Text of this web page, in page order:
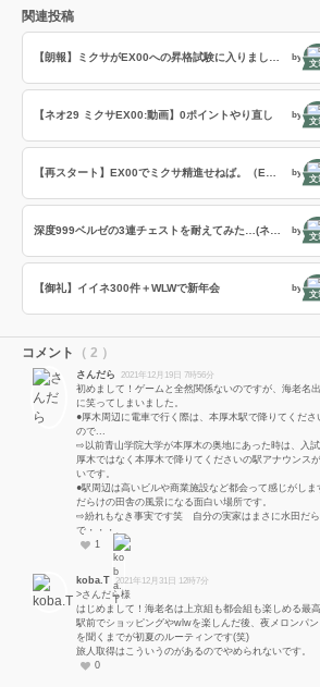
関連投稿
by
文
【ネオ29 ミクサEX00:動画】0ポイントやり直し by
文
by
文
by
文
【御礼】イイネ300件＋WLWで新年会 by
文
コメント （ 2 ）
さんだら 2021年12月19日 7時56分
初めまして！ゲームと全然関係ないのですが、海老名
に笑ってしまいました。
●厚木周辺に電車で行く際は、本厚木駅で降りてくだ
ので...
⇨以前青山学院大学が本厚木の奥地にあった時は、入
厚木ではなく本厚木で降りてくださいの駅アナウンス
いです。
●駅周辺は高いビルや商業施設など都会って感じがし
だらけの田舎の風景になる面白い場所です。
⇨紛れもなき事実です笑 自分の実家はまさに水田だ
で・・・。
1
koba.T 2021年12月31日 12時7分
>さんだら様
はじめまして！海老名は上京組も都会組も楽しめる最
駅前でショッピングやwlwを楽しんだ後、夜メロンパ
を聞くまでが初夏のルーティンです(笑)
旅人取得はこういうのがあるのでやめられないです。
0